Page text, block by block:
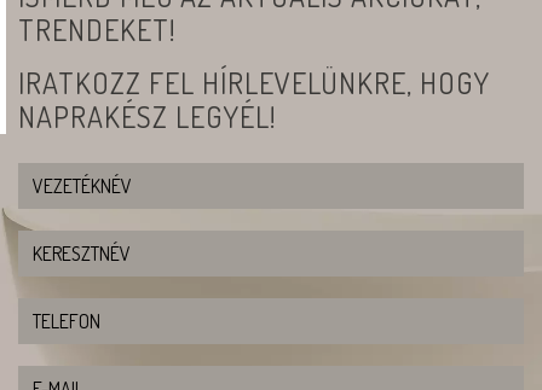
TRENDEKET!
IRATKOZZ FEL HÍRLEVELÜNKRE, HOGY
NAPRAKÉSZ LEGYÉL!